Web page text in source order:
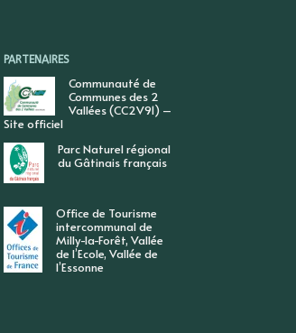
PARTENAIRES
Communauté de
Communes des 2
Vallées (CC2V91) –
Site officiel
Parc Naturel régional
du Gâtinais français
Office de Tourisme
intercommunal de
Milly-la-Forêt, Vallée
de l’Ecole, Vallée de
l’Essonne